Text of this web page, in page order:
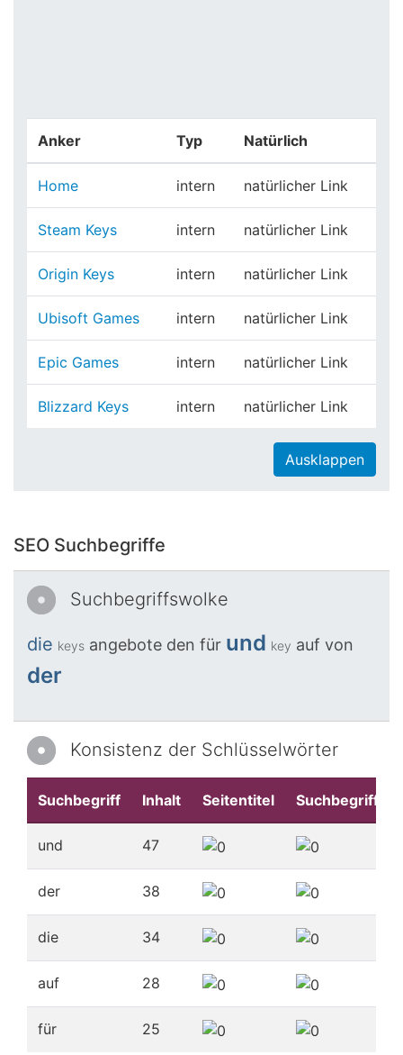
Anker Typ Natürlich
Home intern natürlicher Link
Steam Keys intern natürlicher Link
Origin Keys intern natürlicher Link
Ubisoft Games intern natürlicher Link
Epic Games intern natürlicher Link
Blizzard Keys intern natürlicher Link
Ausklappen
SEO Suchbegriffe
Suchbegriffswolke
die keys angebote den für und key auf von
der
Konsistenz der Schlüsselwörter
Suchbegriff Inhalt Seitentitel Suchbegriffe
und 47
der 38
die 34
auf 28
für 25